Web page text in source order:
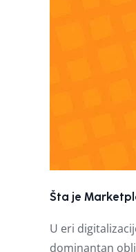
Šta je
U eri
dominantan